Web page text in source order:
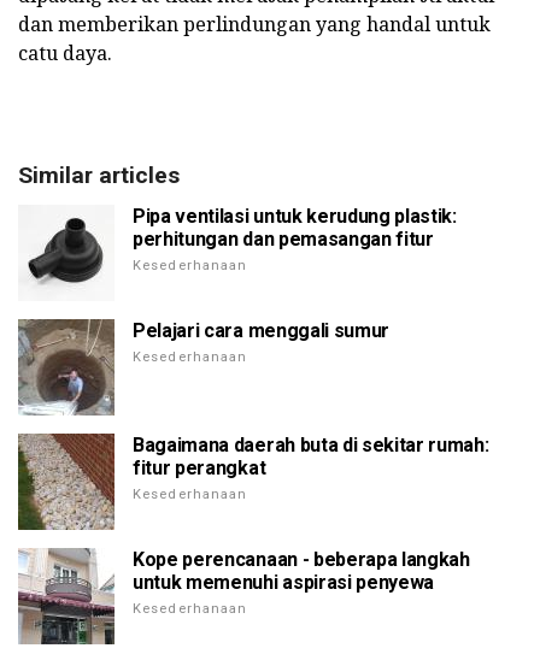
dan memberikan perlindungan yang handal untuk
catu daya.
Similar articles
Pipa ventilasi untuk kerudung plastik:
perhitungan dan pemasangan fitur
Kesederhanaan
Pelajari cara menggali sumur
Kesederhanaan
Bagaimana daerah buta di sekitar rumah:
fitur perangkat
Kesederhanaan
Kope perencanaan - beberapa langkah
untuk memenuhi aspirasi penyewa
Kesederhanaan